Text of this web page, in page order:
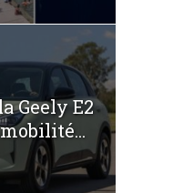
Geely E2